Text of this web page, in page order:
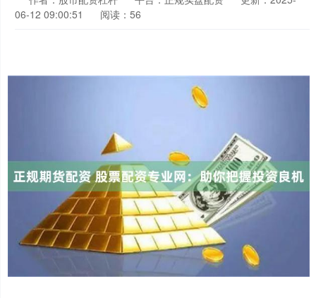
06-12 09:00:51
阅读：56